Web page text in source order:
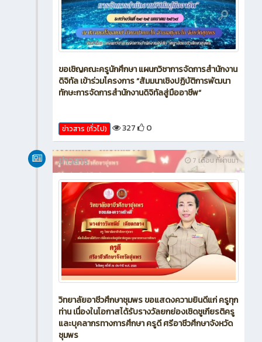
ดิจิทัล เข้าร่วมโครงการ “สัมมนาเชิงปฏิบัติการพัฒนา
ทักษะการจัดการสำนักงานดิจิทัลสู่มืออาชีพ“
ข่าวสาร (ทั่วไป) 327 0
7 เดือน ที่ผ่านมา
ข่าวสาร